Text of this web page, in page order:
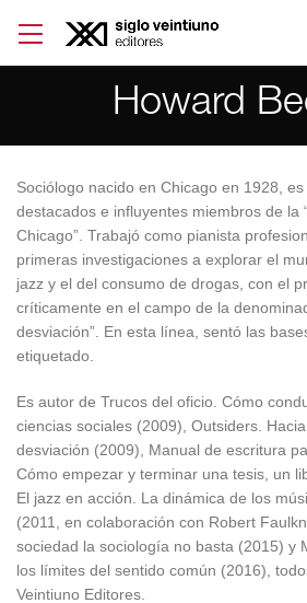
Howard
Sociólogo nacido en Chicago en 1928,
destacados e influyentes miembros de la
Chicago”. Trabajó como pianista
primeras investigaciones a explorar el
jazz y el del consumo de drogas, con el
críticamente en el campo de la
desviación”. En esta línea, sentó las
etiquetado.
Es autor de Trucos del oficio. Cómo
ciencias sociales (2009), Outsiders.
desviación (2009), Manual de escritura
Cómo empezar y terminar una tesis, un
El jazz en acción. La dinámica de los
(2011, en colaboración con Robert
sociedad la sociología no basta (2015) y
los límites del sentido común (2016),
Veintiuno Editores.